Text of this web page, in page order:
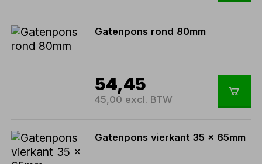
Gatenpons rond 80mm
54,45
45,00 excl. BTW
Gatenpons vierkant 35 x 65mm